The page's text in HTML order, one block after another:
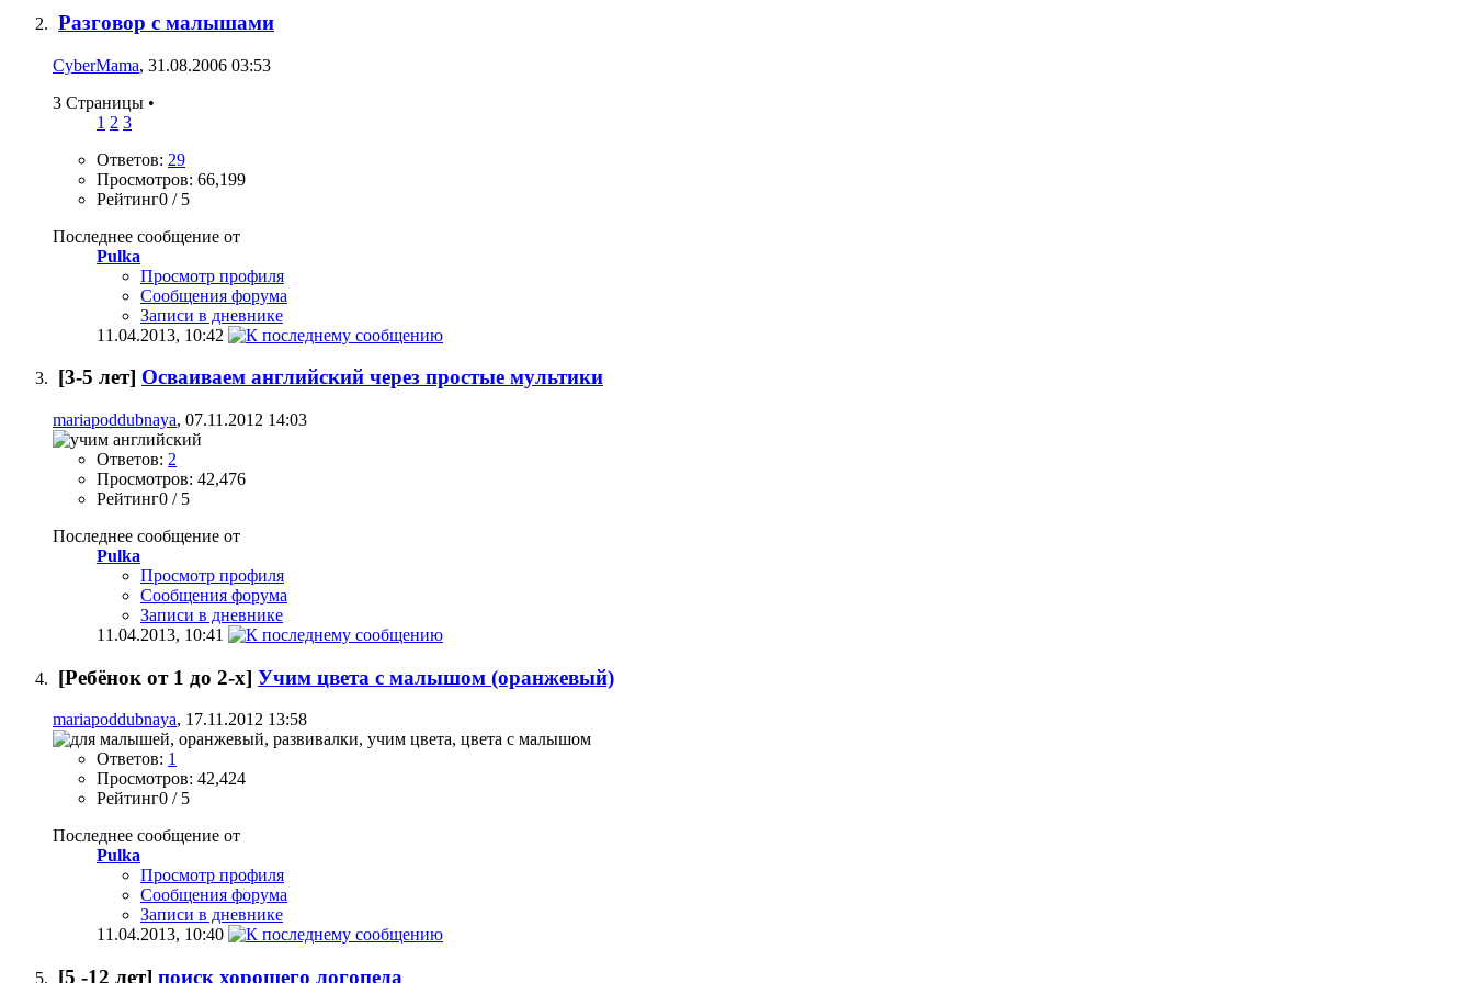
Разговор с малышами
CyberMama, 31.08.2006 03:53
3 Страницы •
1 2 3
Ответов: 29
Просмотров: 66,199
Рейтинг0 / 5
Последнее сообщение от
Pulka
Просмотр профиля
Сообщения форума
Записи в дневнике
11.04.2013, 10:42
[3-5 лет] Осваиваем английский через простые мультики
mariapoddubnaya, 07.11.2012 14:03
Ответов: 2
Просмотров: 42,476
Рейтинг0 / 5
Последнее сообщение от
Pulka
Просмотр профиля
Сообщения форума
Записи в дневнике
11.04.2013, 10:41
[Ребёнок от 1 до 2-х] Учим цвета с малышом (оранжевый)
mariapoddubnaya, 17.11.2012 13:58
Ответов: 1
Просмотров: 42,424
Рейтинг0 / 5
Последнее сообщение от
Pulka
Просмотр профиля
Сообщения форума
Записи в дневнике
11.04.2013, 10:40
[5 -12 лет] поиск хорошего логопеда